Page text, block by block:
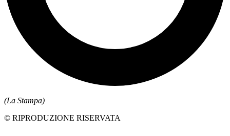
(La Stampa)
© RIPRODUZIONE RISERVATA